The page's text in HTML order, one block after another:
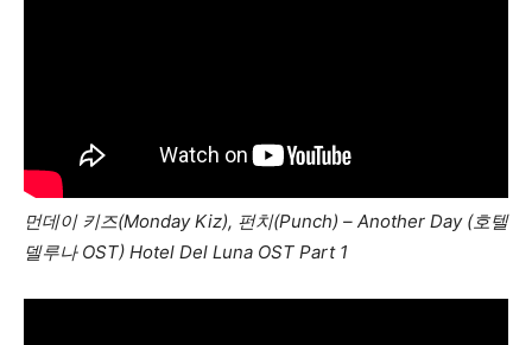
먼데이 키즈(Monday Kiz), 펀치(Punch) – Another Day (호텔
델루나 OST) Hotel Del Luna OST Part 1